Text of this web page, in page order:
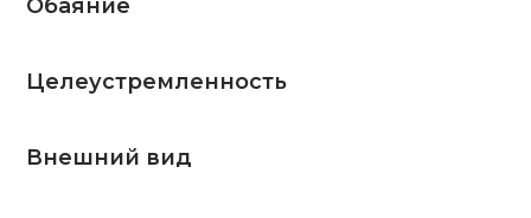
Обаяние
Целеустремленность
Внешний вид